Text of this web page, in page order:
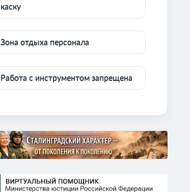
каску
Зона отдыха персонала
Работа с инструментом запрещена